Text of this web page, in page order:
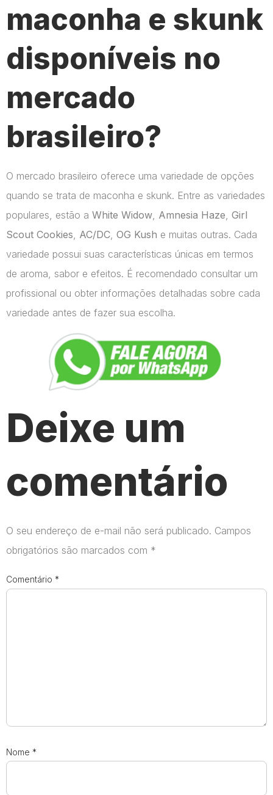
maconha e skunk
disponíveis no
mercado
brasileiro?
O mercado brasileiro oferece uma variedade de opções
quando se trata de maconha e skunk. Entre as variedades
populares, estão a White Widow Amnesia Haze Girl
Scout Cookies AC/DC OG Kush e muitas outras. Cada
variedade possui suas características únicas em termos
de aroma, sabor e efeitos. É recomendado consultar um
profissional ou obter informações detalhadas sobre cada
variedade antes de fazer sua escolha.
Deixe um
comentário
O seu endereço de e-mail não será publicado. Campos
obrigatórios são marcados com *
Comentário *
Nome *